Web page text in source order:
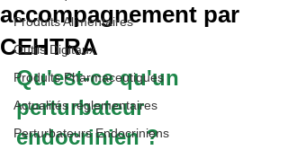
Produits Alimentaires
Outils Digitaux
Produits Pharmaceutiques
Actualités réglementaires
Perturbateurs Endocriniens
accompagnement par
CEHTRA
Qu'est-ce qu'un
perturbateur
endocrinien ?